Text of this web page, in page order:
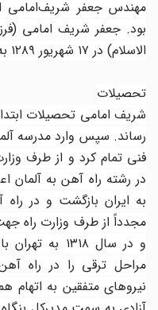
مهندس جعفر شریف‌امامی از
بود. جعفر شریف امامی
الاسلام) در ۱۷ شهریور ۱۲۸۹ به دنیا آمد.
تحصیلات
شریف امامی تحصیلات
رساند. سپس وارد مدرسه
در رشته راه آهن به آلمان
به ایران بازگشت و در
مجدداً از طرف وزارت راه
و در سال ۱۳۱۸
نیروهای متفقین به اتهام